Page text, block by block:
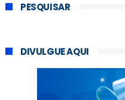
PESQUISAR
DIVULGUE AQUI